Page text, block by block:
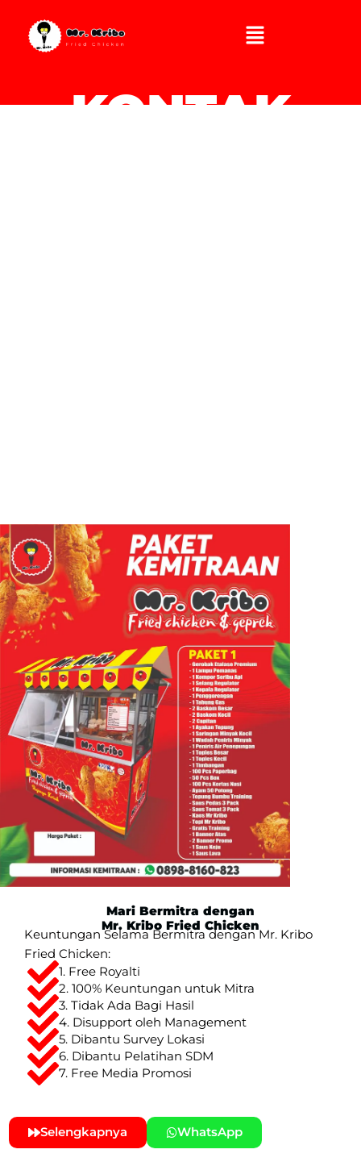
Menu
KONTAK
Mari Bermitra dengan
Mr. Kribo Fried Chicken
Keuntungan Selama Bermitra dengan Mr. Kribo
Fried Chicken:
1. Free Royalti
2. 100% Keuntungan untuk Mitra
3. Tidak Ada Bagi Hasil
4. Disupport oleh Management
5. Dibantu Survey Lokasi
6. Dibantu Pelatihan SDM
7. Free Media Promosi
Selengkapnya WhatsApp